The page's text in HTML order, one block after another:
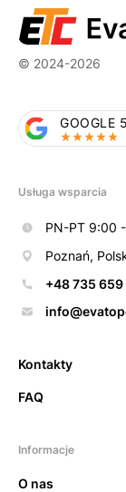
© 2024-2026
GOOGLE
Usługa wsparcia
PN-PT 9:00
Poznań,
+48 735 659
Kontakty
FAQ
Informacje
O nas